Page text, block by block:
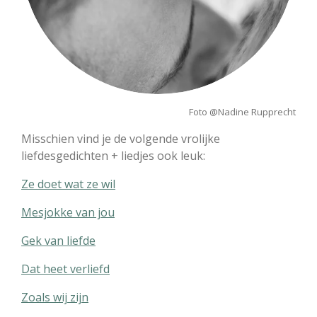
Foto @Nadine Rupprecht
Misschien vind je de volgende vrolijke
liefdesgedichten + liedjes ook leuk:
Ze doet wat ze wil
Mesjokke van jou
Gek van liefde
Dat heet verliefd
Zoals wij zijn